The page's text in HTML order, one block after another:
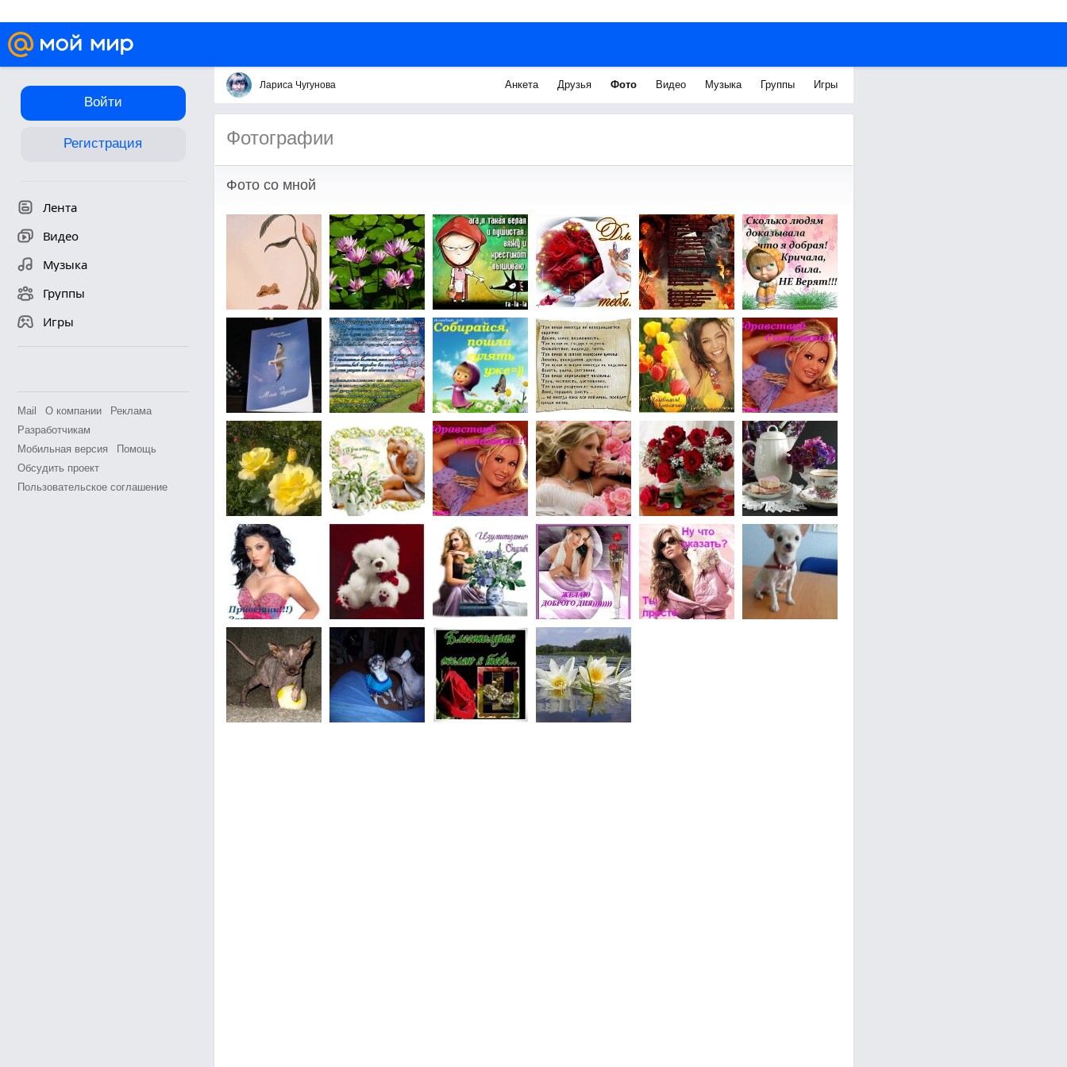
Войти
Регистрация
Лента
Видео
Музыка
Группы
Игры
Mail О компании
Реклама
Разработчикам
Мобильная версия
Помощь
Обсудить проект
Пользовательское соглашение
Лариса Чугунова Анкета Друзья Фото Видео Музыка Группы Игры
Фотографии
Фото со мной